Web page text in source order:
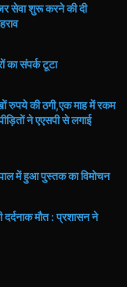
सेवा शुरू करने की दी
का संपर्क टूटा
रुपये की ठगी,एक माह में रकम
ने एएसपी से लगाई
में हुआ पुस्तक का विमोचन
दर्दनाक मौत : प्रशासन ने